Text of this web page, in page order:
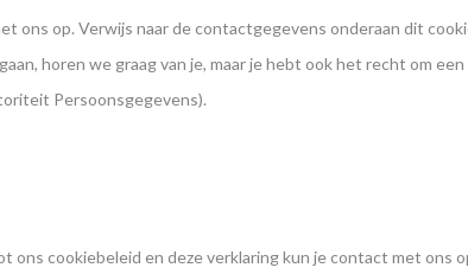
ons op. Verwijs naar de contactgegevens onderaan dit
horen we graag van je, maar je hebt ook het recht om
Persoonsgegevens).
cookiebeleid en deze verklaring kun je contact met ons